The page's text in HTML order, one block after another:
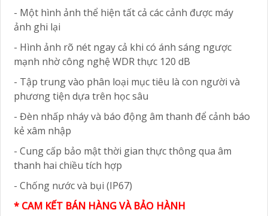
- Một hình ảnh thể hiện tất cả các cảnh được máy
ảnh ghi lại
- Hình ảnh rõ nét ngay cả khi có ánh sáng ngược
mạnh nhờ công nghệ WDR thực 120 dB
- Tập trung vào phân loại mục tiêu là con người và
phương tiện dựa trên học sâu
- Đèn nhấp nháy và báo động âm thanh để cảnh báo
kẻ xâm nhập
- Cung cấp bảo mật thời gian thực thông qua âm
thanh hai chiều tích hợp
- Chống nước và bụi (IP67)
* CAM KẾT BÁN HÀNG VÀ BẢO HÀNH